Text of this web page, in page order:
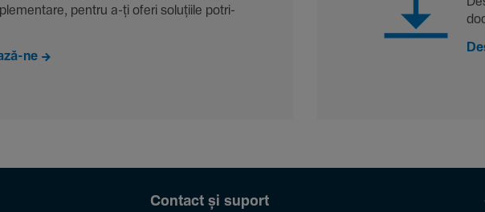
pentru a-ți oferi solu­țiile potri­
ne
Contact și suport